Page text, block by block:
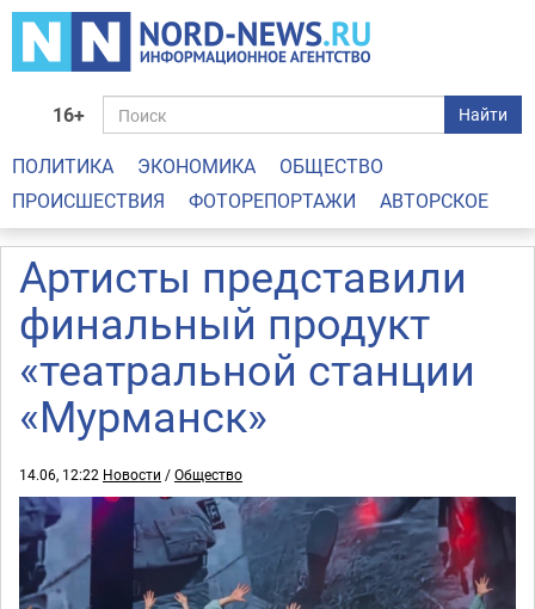
16+ Найти
ПОЛИТИКА ЭКОНОМИКА
ОБЩЕСТВО
ПРОИСШЕСТВИЯ
ФОТОРЕПОРТАЖИ АВТОРСКОЕ
Артисты представили
финальный продукт
«театральной станции
«Мурманск»
14.06, 12:22 Новости /Общество